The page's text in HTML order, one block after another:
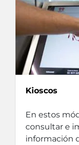
Kioscos
En estos
consultar e
información